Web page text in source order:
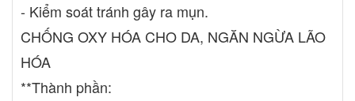
- Kiểm soát tránh gây ra mụn.
CHỐNG OXY HÓA CHO DA, NGĂN NGỪA LÃO
HÓA
**Thành phần: